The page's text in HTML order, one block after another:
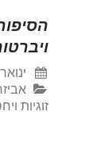
ינואר 02, 2025
זוגיות